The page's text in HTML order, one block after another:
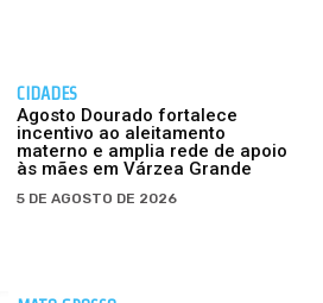
CIDADES
Agosto Dourado fortalece
incentivo ao aleitamento
materno e amplia rede de apoio
às mães em Várzea Grande
5 DE AGOSTO DE 2026